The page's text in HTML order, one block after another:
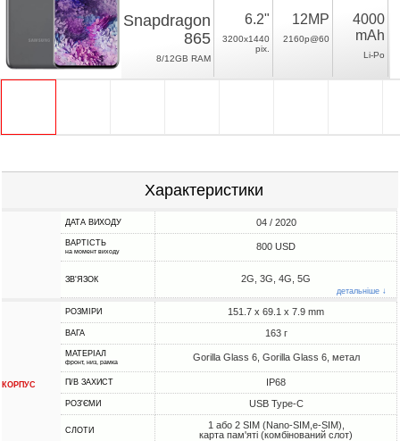
Snapdragon
865
8/12GB RAM
6.2"
3200x1440
pix.
12MP
2160p@60
4000
mAh
Li-Po
Характеристики
ДАТА ВИХОДУ 04 / 2020
ВАРТІСТЬ
на момент виходу 800 USD
ЗВ'ЯЗОК 2G, 3G, 4G, 5G
детальніше ↓
КОРПУС
РОЗМІРИ 151.7 x 69.1 x 7.9 mm
ВАГА 163 г
МАТЕРІАЛ
фронт, низ, рамка Gorilla Glass 6, Gorilla Glass 6, метал
П/В ЗАХИСТ IP68
РОЗ'ЄМИ USB Type-C
СЛОТИ
1 або 2 SIM (Nano-SIM,e-SIM),
карта пам'яті (комбінований слот)